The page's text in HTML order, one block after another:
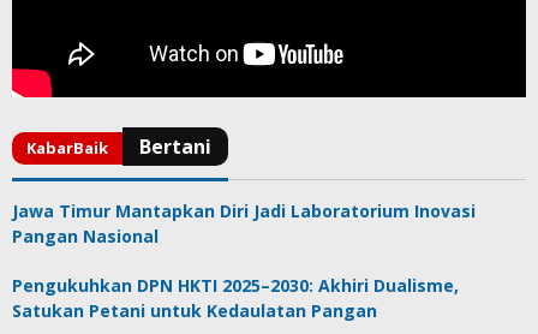
Jawa Timur Mantapkan Diri Jadi Laboratorium Inovasi
Pangan Nasional
Pengukuhkan DPN HKTI 2025–2030: Akhiri Dualisme,
Satukan Petani untuk Kedaulatan Pangan